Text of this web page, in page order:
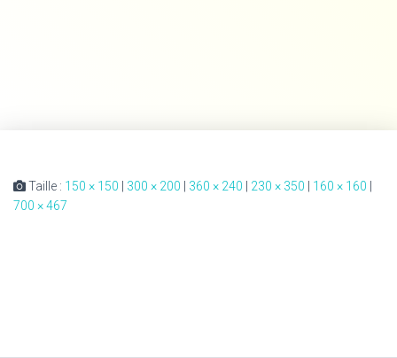
Taille : 150 × 150 300 × 200 360 × 240 230 × 350 160 × 160
700 × 467